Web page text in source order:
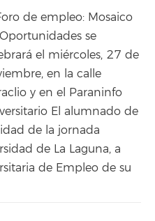
de empleo: Mosaico
se
el miércoles, 27 de
en la calle
y en el Paraninfo
El alumnado de
de la jornada
de La Laguna, a
de Empleo de su